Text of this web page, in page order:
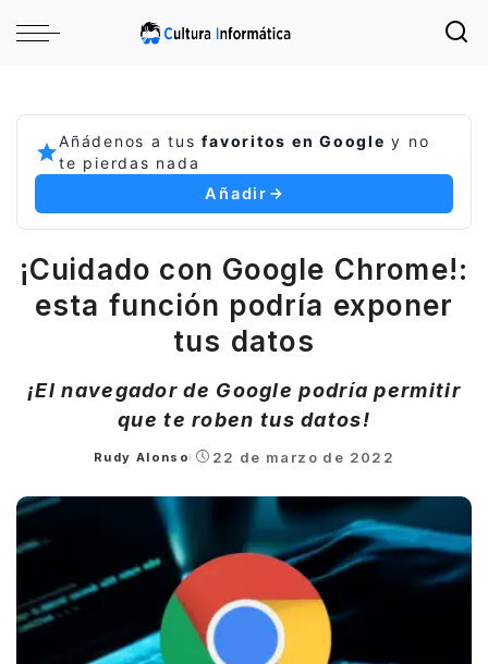
Añádenos a tusfavoritos en Google y no
te pierdas nada
Añadir
¡Cuidado con Google Chrome!:
esta función podría exponer
tus datos
¡El navegador de Google podría permitir
que te roben tus datos!
Posted
Rudy Alonso 22 de marzo de 2022